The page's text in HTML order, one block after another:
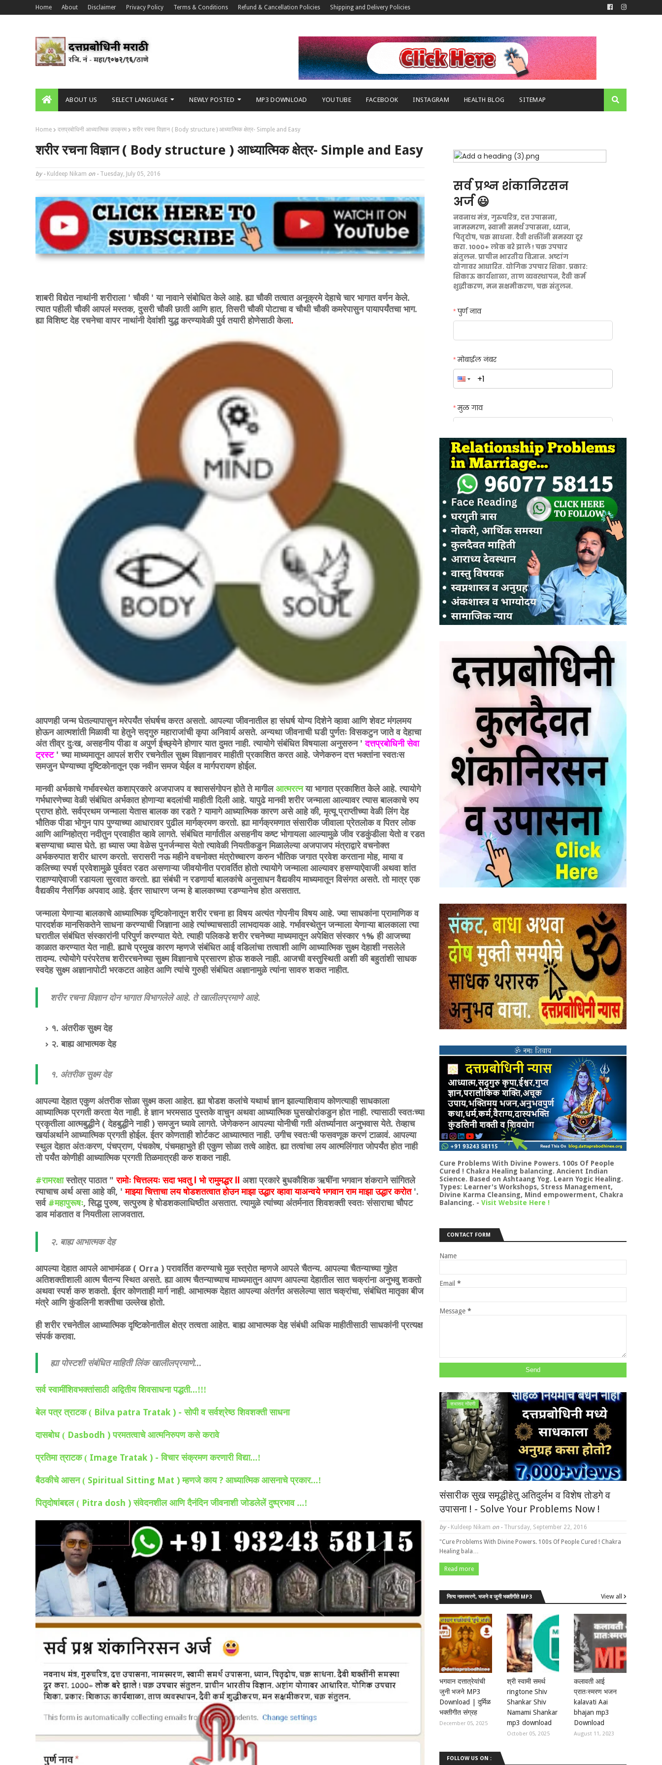
Home About Disclaimer Privacy Policy Terms & Conditions Refund & Cancellation Policies Shipping and Delivery Policies
ABOUT US SELECT LANGUAGE NEWLY POSTED MP3 DOWNLOAD YOUTUBE FACEBOOK INSTAGRAM HEALTH BLOG SITEMAP
Home दत्तप्रबोधिनी आध्यात्मिक उपक्रम शरीर रचना विज्ञान ( Body structure ) आध्यात्मिक क्षेत्र- Simple and Easy
शरीर रचना विज्ञान ( Body structure ) आध्यात्मिक क्षेत्र- Simple and Easy
by - Kuldeep Nikam on - Tuesday, July 05, 2016
शाबरी विद्येत नाथांनी शरीराला ' चौकी ' या नावाने संबोधित केले आहे. ह्या चौकी तत्वात अनूक्रमे देहाचे चार भागात वर्णन केले.
त्यात पहीली चौकी आपलं मस्तक, दुसरी चौकी छाती आणि हात, तिसरी चौकी पोटाचा व चौथी चौकी कमरेपासुन पायापर्यंतचा भाग.
ह्या विशिष्ट देह रचनेचा वापर नाथांनी देवांशी युद्ध करण्यावेळी पुर्व तयारी होणेसाठी केला.
आपणही जन्म घेतल्यापासुन मरेपर्यंत संघर्षच करत असतो. आपल्या जीवनातील हा संघर्ष योग्य दिशेने व्हावा आणि शेवट मंगलमय
होऊन आत्मशांती मिळावी या हेतुने सद्गुरु महाराजांची कृपा अनिवार्य असते. अन्यथा जीवनाची घडी पुर्णतः विसकटुन जाते व देहाचा
अंत तीव्र दुःख, असहनीय पीडा व अपुर्ण ईच्छ्येने होणार यात दुमत नाही. त्यायोगे संबंधित विषयाला अनुसरुन 'दत्तप्रबोधिनी सेवा
ट्रस्ट' च्या माध्यमातून आपलं शरीर रचनेतील सुक्ष्म विज्ञानावर माहीती प्रकाशित करत आहे. जेणेकरुन दत्त भक्तांना स्वतःस
समजुन घेण्याच्या दृष्टिकोनातून एक नवीन समज येईल व मार्गपरायण होईल.
मानवी अर्भकाचे गर्भावस्थेत कशाप्रकारे अजपाजप व श्वाससंगोपन होते ते मागीलआत्मरत्नया भागात प्रकाशित केले आहे. त्यायोगे
गर्भधारणेच्या वेळी संबंधित अर्भकात होणाऱ्या बदलांची माहीती दिली आहे. यापुढे मानवी शरीर जन्माला आल्यावर त्यास बालकाचे रुप
प्राप्त होते. सर्वप्रथम जन्माला येतास बालक का रडते ? यामागे आध्यात्मिक कारण असे आहे की, मृत्यू प्राप्तीच्या वेळी लिंग देह
भौतिक पीडा भोगुन पाप पुण्याच्या आधारावर पुढील मार्गक्रमण करतो. ह्या मार्गक्रमणात संसारीक जीवाला प्रेतलोक व पितर लोक
आणि आग्निहोत्रा नदीतुन प्रवाहीत व्हावे लागते. संंबंधित मार्गातील असहनीय कष्ट भोगायला आल्यामुळे जीव रडकुंडीला येतो व रडत
बसण्याचा ध्यास घेते. हा ध्यास ज्या वेळेस पुनर्जन्मास येतो त्यावेळी नियतीकडुन मिळालेल्या अजपाजप मंत्राद्वारे वचनोक्त
अर्भकरुपात शरीर धारण करतो. सरासरी नऊ महीने वचनोक्त मंत्रोच्चारण करुन भौतिक जगात प्रवेश करताना मोह, माया व
कलिच्या स्पर्श प्रवेशामुळे पुर्ववत रडत असणाऱ्या जीवयोनीत परावर्तित होतो त्यायोगे जन्माला आल्यावर हसण्याऐवाजी अथवा शांत
राहाण्याऐवाजी रडायला सुरवात करतो. ह्या संबंधी न रडणार्या बालकांचे अनुसाधन वैद्यकीय माध्यमातून विसंगत असते. तो मात्र एक
वैद्यकीय नैसर्गिक अपवाद आहे. ईतर साधारण जन्म हे बालकाच्या रडण्यानेच होत असतात.
जन्माला येणाऱ्या बालकाचे आध्यात्मिक दृष्टिकोनातून शरीर रचना हा विषय अत्यंत गोपनीय विषय आहे. ज्या साधकांना प्रामाणिक व
पारदर्शक मानसिकतेने साधना करण्याची जिज्ञाना आहे त्यांच्याचसाठी लाभदायक आहे. गर्भावस्थेतुन जन्माला येणाऱ्या बालकाला त्या
घरातील संबंधित संस्कारांनी परिपुर्ण करण्यात येते. त्याही पलिकडे शरीर रचनेच्या माध्यमातून अपेक्षित संस्कार १% ही आजच्या
काळात करण्यात येत नाही. ह्याचे प्रमुख कारण म्हणजे संबंधित आई वडिलांचा तत्वाशी आणि आध्यात्मिक सुक्ष्म देहाशी नसलेले
तादम्य. त्योयोगे परंपरेतच शरीररचनेच्या सुक्ष्म विज्ञानाचे प्रसारण होऊ शकले नाही. आजची वस्तुस्थिती अशी की बहुतांशी साधक
स्वदेह सुक्ष्म अज्ञानापोटी भरकटत आहेत आणि त्यांचे गुरुही संबंधित अज्ञानामुळे त्यांना सावरु शकत नाहीत.
शरीर रचना विज्ञान दोन भागात विभागलेले आहे. ते खालीलप्रमाणे आहे.
१. अंतरीक सुक्ष्म देह
२. बाह्य आभात्मक देह
१. अंतरीक सुक्ष्म देह
आपल्या देहात एकुण अंतरीक सोळा सुक्ष्म कला आहेत. ह्या षोडश कलांचे यथार्थ ज्ञान झाल्याशिवाय कोणत्याही साधकाला
आध्यात्मिक प्रगती करता येत नाही. हे ज्ञान भरमसाठ पुस्तके वाचुन अथवा आध्यात्मिक घुसखोरांकडुन होत नाही. त्यासाठी स्वतःच्या
प्रकृतीला आत्मबुद्धीने ( देहबुद्धीने नाही ) समजुन घ्यावे लागते. जेणेकरुन आपल्या योनीची गती अंतर्ध्यानात अनुभवास येते. तेव्हाच
खर्याअर्थाने आध्यात्मिक प्रगती होईल. ईतर कोणताही शोर्टकट आध्यात्मात नाही. उगीच स्वतःची फसवणूक करणं टाळावं. आपल्या
स्थुल देहात अंतःकरण, पंचप्राण, पंचकोष, पंचमहाभुते ही एकुण सोळा तत्वे आहेत. ह्या तत्वांचा लय आत्मलिंगात जोपर्यंत होत नाही
तो पर्यंत कोणीही आध्यात्मिक प्रगती तिळमात्रही करु शकत नाही.
#रामरक्षास्तोत्र पाठात "रामोः चित्तलयः सदा भवतु l भो रामुमद्धर ll अशा प्रकारे बुधकौशिक ऋषींना भगवान शंकराने सांगितले
त्याचाच अर्थ असा आहे की, 'माझ्या चित्ताचा लय षोडशतत्वात होउन माझा उद्धार व्हावा याअन्वये भगवान राम माझा उद्धार करोत '.
सर्व #महापुरूषः, सिद्ध पुरुष, सत्पुरुष हे षोडशकलाधिष्ठीत असतात. त्यामुळे त्यांच्या अंतर्मनातशिवशक्ती स्वतः संसाराचा चौपट
डाव मांडतात व नियतीला लाजवतात.
२. बाह्य आभात्मक देह
आपल्या देहात आपलेआभामंडळ ( Orra ) परावर्तित करण्याचे मुळ स्त्रोत म्हणजे आपले चैतन्य. आपल्या चैतन्याच्या गुहेत
अतिशक्तीशाली आत्म चैतन्य स्थित असते. ह्या आत्म चैतन्याच्याच माध्यमातुन आपण आपल्या देहातील सात चक्रांना अनुभवु शकतो
अथवा स्पर्श करु शकतो. ईतर कोणताही मार्ग नाही. आभात्मक देहात आपल्या अंतर्गत असलेल्या सात चक्रांचा, संबंधित मातृका बीज
मंत्रे आणिकुंडलिनी शक्तीचा उल्लेख होतो.
ही शरीर रचनेतील आध्यात्मिक दृष्टिकोनातील क्षेत्र तत्वता आहेत. बाह्य आभात्मक देह संबंधी अधिक माहीतीसाठी साधकांनी प्रत्यक्ष
संपर्क करावा.
ह्या पोस्टशी संबंधित माहिती लिंक खालीलप्रमाणे...
सर्व स्वामींशिवभक्तांसाठी अद्वितीय शिवसाधना पद्धती...!!!
बेल पत्र त्राटक ( Bilva patra Tratak ) -सोपी व सर्वश्रेष्ठ शिवशक्ती साधना
दासबोध ( Dasbodh )परमतत्वाचे आत्मनिरुपण कसे करावे
प्रतिमा त्राटक ( Image Tratak ) -विचार संक्रमण करणारी विद्या...!
बैठकीचे आसन ( Spiritual Sitting Mat )म्हणजे काय ? आध्यात्मिक आसनाचे प्रकार...!
पितृदोषांबद्दल ( Pitra dosh )संवेदनशील आणि दैनंदिन जीवनाशी जोडलेलें दुष्प्रभाव ...!
Cure Problems With Divine Powers. 100s Of People
Cured ! Chakra Healing balancing. Ancient Indian
Science. Based on Ashtaang Yog. Learn Yogic Healing.
Types: Learner's Workshops, Stress Management,
Divine Karma Cleansing, Mind empowerment, Chakra
Balancing. - Visit Website Here !
CONTACT FORM
Name
Email *
Message *
सभासद नोंदणी
संसारीक सुख समृद्धीहेतु अतिदुर्लभ व विशेष तोडगे व
उपासना ! - Solve Your Problems Now !
by - Kuldeep Nikam on - Thursday, September 22, 2016
"Cure Problems With Divine Powers. 100s Of People Cured ! Chakra
Healing bala…
Read more
नित्य नामस्मरणे, भजने व जुनी भक्तीगीते MP3 View all
भगवान दत्तात्रेयांची
जुनी भजने MP3
Download | दुर्मिळ
भक्तीगीत संग्रह
December 05, 2025
श्री स्वामी समर्थ
ringtone Shiv
Shankar Shiv
Namami Shankar
mp3 download
October 05, 2025
कलावती आई
प्रातःस्मरण भजन
kalavati Aai
bhajan mp3
Download
August 11, 2023
FOLLOW US ON :